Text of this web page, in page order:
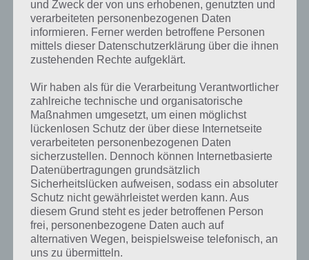
die Möglichkeit alle Antworten zu finden!
Die obige Lösung stimmt leider nicht mehr?
ausübt vorgestellt haben, nicht mehr aktuell sein sollte oder ein
Wort in der Lösung von 94 Prozent fehlt, so teile uns die korrekten
Lösungen einfach in den Kommentaren mit. Nur so können wir stets
die aktuellen Antworten auf die zahlreichen Fragen und Sachverhalte
in der App geben. Da die Entwickler die Lösungen immer mal wieder
verändern.
Darum geht es bei 94%
Was ist 94%? In der App 94% musst du auf Basis eines Bildes oder
einer Aussage die Antworten herausfinden, die von anderen Spielern
und Zweck der von uns erhobenen, genutzten und
verarbeiteten personenbezogenen Daten
informieren. Ferner werden betroffene Personen
mittels dieser Datenschutzerklärung über die ihnen
zustehenden Rechte aufgeklärt.
Wir haben als für die Verarbeitung Verantwortlicher
zahlreiche technische und organisatorische
Maßnahmen umgesetzt, um einen möglichst
lückenlosen Schutz der über diese Internetseite
verarbeiteten personenbezogenen Daten
sicherzustellen. Dennoch können Internetbasierte
Datenübertragungen grundsätzlich
Sicherheitslücken aufweisen, sodass ein absoluter
Schutz nicht gewährleistet werden kann. Aus
diesem Grund steht es jeder betroffenen Person
frei, personenbezogene Daten auch auf
alternativen Wegen, beispielsweise telefonisch, an
uns zu übermitteln.